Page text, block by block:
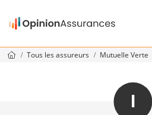
Tous les assureurs Mutuelle Verte
I